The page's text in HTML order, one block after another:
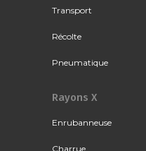
Transport
Récolte
Pneumatique
Rayons X
Enrubanneuse
Charrue